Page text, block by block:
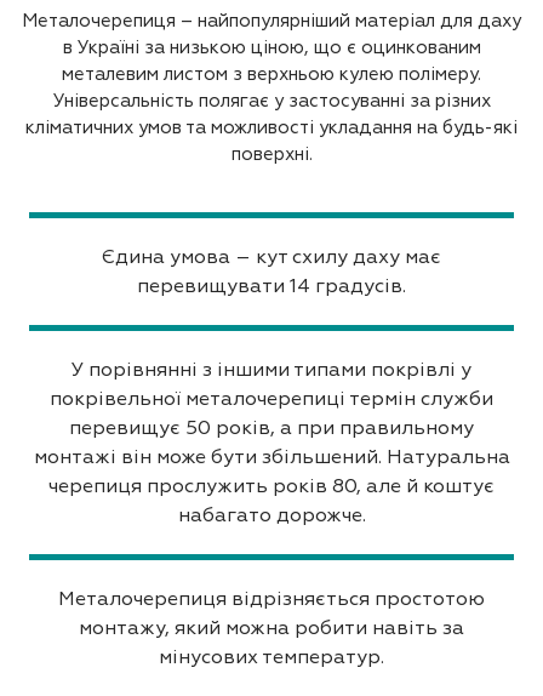
Металочерепиця – найпопулярніший матеріал для даху
в Україні за низькою ціною, що є оцинкованим
металевим листом з верхньою кулею полімеру.
Універсальність полягає у застосуванні за різних
кліматичних умов та можливості укладання на будь-які
поверхні.
Єдина умова – кут схилу даху має
перевищувати 14 градусів.
У порівнянні з іншими типами покрівлі у
покрівельної металочерепиці термін служби
перевищує 50 років, а при правильному
монтажі він може бути збільшений. Натуральна
черепиця прослужить років 80, але й коштує
набагато дорожче.
Металочерепиця відрізняється простотою
монтажу, який можна робити навіть за
мінусових температур.